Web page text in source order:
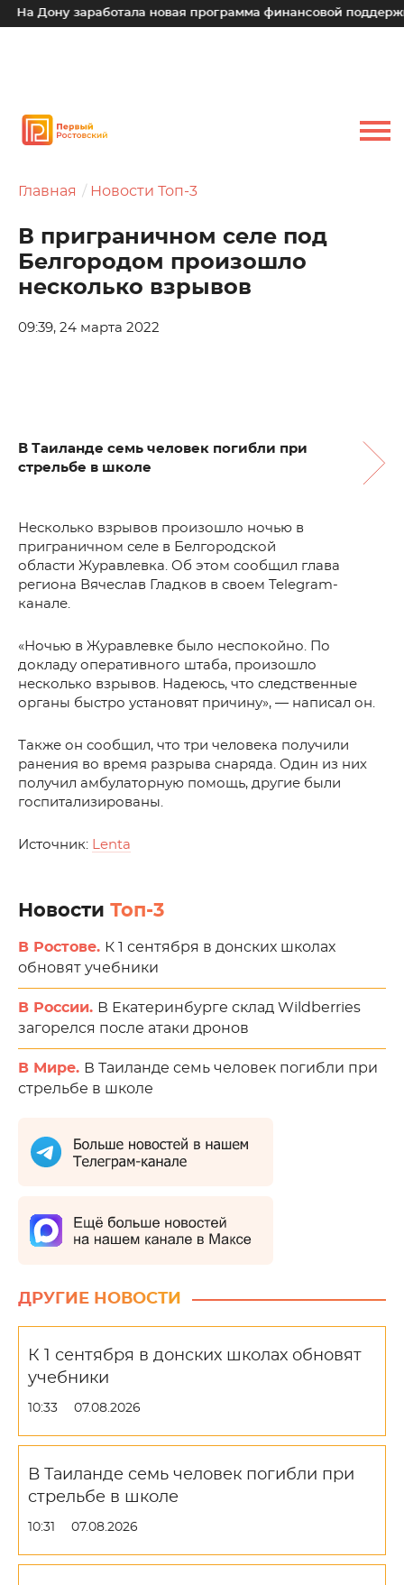
Дону заработала новая программа финансовой поддержки
Главная Новости Топ-3
В приграничном селе под
Белгородом произошло
несколько взрывов
09:39, 24 марта 2022
В Таиланде семь человек погибли при
стрельбе в школе
Несколько взрывов произошло ночью в
приграничном селе в Белгородской
области Журавлевка. Об этом сообщил глава
региона Вячеслав Гладков в своем Telegram-
канале.
«Ночью в Журавлевке было неспокойно. По
докладу оперативного штаба, произошло
несколько взрывов. Надеюсь, что следственные
органы быстро установят причину», — написал он.
Также он сообщил, что три человека получили
ранения во время разрыва снаряда. Один из них
получил амбулаторную помощь, другие были
госпитализированы.
Источник: Lenta
Новости Топ-3
В Ростове. К 1 сентября в донских школах
обновят учебники
В России. В Екатеринбурге склад Wildberries
загорелся после атаки дронов
В Мире. В Таиланде семь человек погибли при
стрельбе в школе
ДРУГИЕ НОВОСТИ
К 1 сентября в донских школах обновят
учебники
10:33 07.08.2026
В Таиланде семь человек погибли при
стрельбе в школе
10:31 07.08.2026